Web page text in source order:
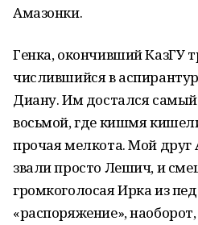
Амазонки.
Генка, окончивший КазГУ
числившийся в
Диану. Им достался
восьмой, где кишмя
прочая мелкота. Мой друг
звали просто Лешич, и
громкоголосая Ирка из
«распоряжение»,